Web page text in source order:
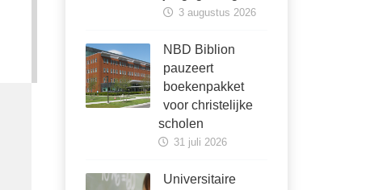
3 augustus 2026
NBD Biblion
pauzeert
boekenpakket
voor christelijke
scholen
31 juli 2026
Universitaire